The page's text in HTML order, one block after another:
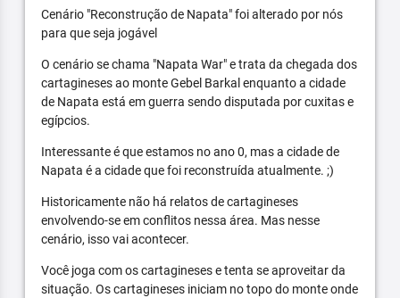
Cenário "Reconstrução de Napata" foi alterado por nós
para que seja jogável
O cenário se chama "Napata War" e trata da chegada dos
cartagineses ao monte Gebel Barkal enquanto a cidade
de Napata está em guerra sendo disputada por cuxitas e
egípcios.
Interessante é que estamos no ano 0, mas a cidade de
Napata é a cidade que foi reconstruída atualmente. ;)
Historicamente não há relatos de cartagineses
envolvendo-se em conflitos nessa área. Mas nesse
cenário, isso vai acontecer.
Você joga com os cartagineses e tenta se aproveitar da
situação. Os cartagineses iniciam no topo do monte onde